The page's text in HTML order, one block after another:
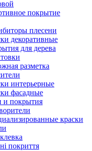
покрытие
плесени
декоративные
для дерева
разметка
интерьерные
фасадные
и покрытия
краски
покриття